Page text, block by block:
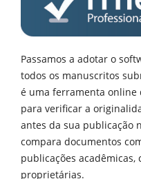
Passamos a adotar o
todos os manuscritos
é uma ferramenta online
para verificar a
antes da sua publicação
compara documentos
publicações
proprietárias.